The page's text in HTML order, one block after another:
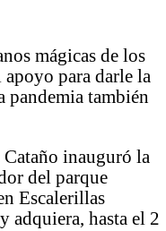
mágicas de los
apoyo para darle la
también
inauguró la
del parque
Escalerillas
adquiera, hasta el 2